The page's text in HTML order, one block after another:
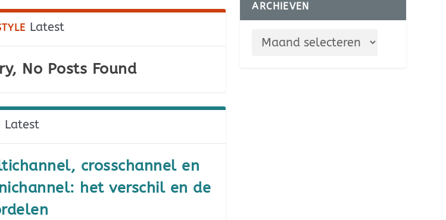
Latest
No Posts Found
Latest
crosschannel en
het verschil en de
ARCHIEVEN